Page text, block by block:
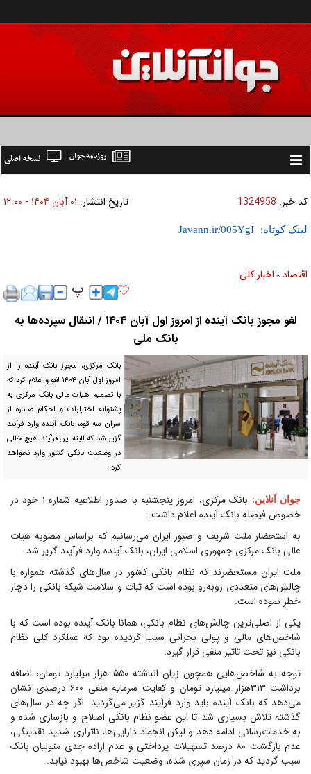
Toggle
نسخه اصلی روزنامه جوان
کد خبر: 1324958 تاریخ انتشار: ۰۱ آبان ۱۴۰۴ - ۱۲:۰۰
لینک کوتاه:
اقتصاد » اخبار کلی
لغو مجوز بانک آینده از امروز اول آبان ۱۴۰۴ / انتقال سپرده‌ها به
بانک ملی
بانک مرکزی، مجوز بانک آینده را از
امروز اول آبان ۱۴۰۴ لغو و اعلام کرد که
با تصمیم هیات عالی بانک مرکزی به
پشتوانه اختیارات و احکام صادره از
سران سه قوه، بانک آینده وارد فرآیند
گزیر شد که البته این فرآیند هیچ خللی
در وضعیت بانکی کشور وارد نخواهد
کرد.
جوان آنلاین:
بانک مرکزی، امروز پنجشنبه با صدور اطلاعیه شماره ۱ خود در
خصوص فیصله بانک آینده اعلام داشت:
به استحضار ملت شریف و صبور ایران می‌رسانیم که براساس مصوبه هیات
عالی بانک مرکزی جمهوری اسلامی ایران، بانک آینده وارد فرآیند گزیر شد.
ملت ایران مستحضرند که نظام بانکی کشور در سال‌های گذشته همواره با
چالش‌های متعددی رو‌به‌رو بوده است که ثبات و سلامت شبکه بانکی را دچار
خطر نموده است.
یکی از اصلی‌ترین چالش‌های نظام بانکی، همانا بانک آینده بوده است که با
شاخص‌های مالی و پولی بحرانی سبب گردیده بود که عملکرد کلی نظام
بانکی نیز تحت تاثیر منفی قرار گیرد.
توجه به شاخص‌هایی همچون زیان انباشته ۵۵۰ هزار میلیارد تومان، اضافه
برداشت ۳۱۳هزار میلیارد تومان و کفایت سرمایه منفی ۶۰۰ درصدی نشان
می‌دهد که بانک آینده باید وارد فرآیند گزیر می‌گردید. اگر چه در سال‌های
گذشته تلاش بسیاری شد تا این عضو نظام بانکی اصلاح و بازسازی شده و
به خدمات‌رسانی ادامه دهد و لیکن انجماد دارایی‌ها، ناترازی شدید نقدینگی،
عدم بازگشت ۸۰ درصد تسهیلات پرداختی و عدم اراده جدی متولیان بانک
سبب گردید که در زمان سپری شده، وضعیت شاخص‌ها بهبود نیابد.